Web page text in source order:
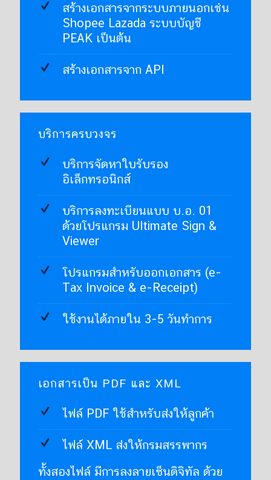
สร้างเอกสารจากระบบภายนอกเช่น
Shopee Lazada ระบบบัญชี
PEAK เป็นต้น
สร้างเอกสารจาก API
บริการครบวงจร
บริการจัดหาใบรับรอง
อิเล็กทรอนิกส์
บริการลงทะเบียนแบบ บ.อ. 01
ด้วยโปรแกรม Ultimate Sign &
Viewer
โปรแกรมสำหรับออกเอกสาร (e-
Tax Invoice & e-Receipt)
ใช้งานได้ภายใน 3-5 วันทำการ
เอกสารเป็น PDF และ XML
ไฟล์ PDF ใช้สำหรับส่งให้ลูกค้า
ไฟล์ XML ส่งให้กรมสรรพากร
ทั้งสองไฟล์ มีการลงลายเซ็นดิจิทัล ด้วย